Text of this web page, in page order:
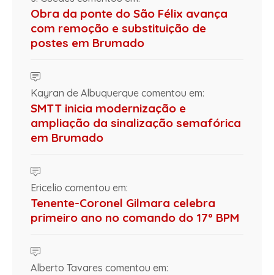
Obra da ponte do São Félix avança
com remoção e substituição de
postes em Brumado
Kayran de Albuquerque comentou em:
SMTT inicia modernização e
ampliação da sinalização semafórica
em Brumado
Ericelio comentou em:
Tenente-Coronel Gilmara celebra
primeiro ano no comando do 17º BPM
Alberto Tavares comentou em: